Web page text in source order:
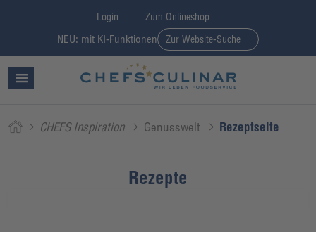
Login Zum Onlineshop
NEU: mit KI-Funktionen Zur Website-Suche
CHEFS Inspiration Genusswelt Rezeptseite
Rezepte